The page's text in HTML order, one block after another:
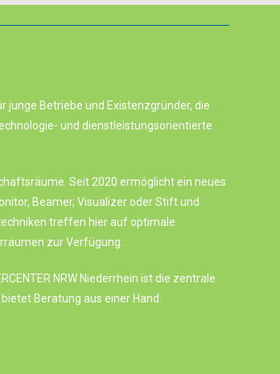
junge Betriebe und Existenzgründer, die
und dienstleistungsorientierte
Seit 2020 ermöglicht ein neues
Beamer, Visualizer oder Stift und
treffen hier auf optimale
zur Verfügung.
NRW Niederrhein ist die zentrale
Beratung aus einer Hand.